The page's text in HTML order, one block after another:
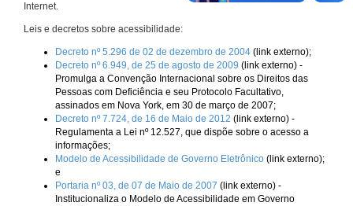
Internet.
Leis e decretos sobre acessibilidade:
Decreto nº 5.296 de 02 de dezembro de 2004 (link externo);
Decreto nº 6.949, de 25 de agosto de 2009 (link externo) -
Promulga a Convenção Internacional sobre os Direitos das
Pessoas com Deficiência e seu Protocolo Facultativo,
assinados em Nova York, em 30 de março de 2007;
Decreto nº 7.724, de 16 de Maio de 2012 (link externo) -
Regulamenta a Lei nº 12.527, que dispõe sobre o acesso a
informações;
Modelo de Acessibilidade de Governo Eletrônico (link externo);
e
Portaria nº 03, de 07 de Maio de 2007 (link externo) -
Institucionaliza o Modelo de Acessibilidade em Governo